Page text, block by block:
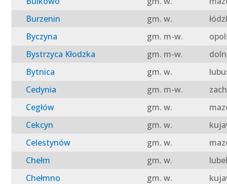
Burzenin
gm. w.
Byczyna
gm. m-w.
Bystrzyca Kłodzka
gm. m-w.
Bytnica
gm. w.
Cedynia
gm. m-w.
Cegłów
gm. w.
Cekcyn
gm. w.
Celestynów
gm. w.
Chełm
gm. w.
Chełmno
gm. w.